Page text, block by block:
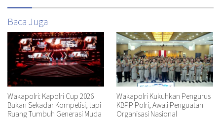
Baca Juga
Wakapolri: Kapolri Cup 2026
Bukan Sekadar Kompetisi, tapi
Ruang Tumbuh Generasi Muda
Wakapolri Kukuhkan Pengurus
KBPP Polri, Awali Penguatan
Organisasi Nasional